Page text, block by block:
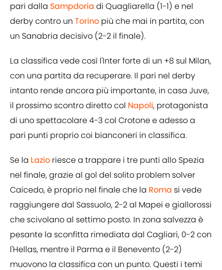
pari dalla Sampdoria di Quagliarella (1-1) e nel
derby contro un Torino più che mai in partita, con
un Sanabria decisivo (2-2 il finale).
La classifica vede così l'Inter forte di un +8 sul Milan,
con una partita da recuperare. Il pari nel derby
intanto rende ancora più importante, in casa Juve,
il prossimo scontro diretto col Napoli, protagonista
di uno spettacolare 4-3 col Crotone e adesso a
pari punti proprio coi bianconeri in classifica.
Se la Lazio riesce a trappare i tre punti allo Spezia
nel finale, grazie al gol del solito problem solver
Caicedo, è proprio nel finale che la Roma si vede
raggiungere dal Sassuolo, 2-2 al Mapei e giallorossi
che scivolano al settimo posto. In zona salvezza è
pesante la sconfitta rimediata dal Cagliari, 0-2 con
l'Hellas, mentre il Parma e il Benevento (2-2)
muovono la classifica con un punto. Questi i temi